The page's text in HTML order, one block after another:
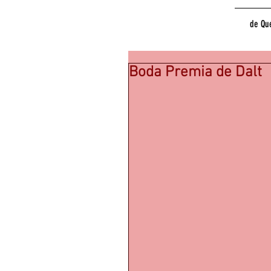
de
Boda Premia de Dalt